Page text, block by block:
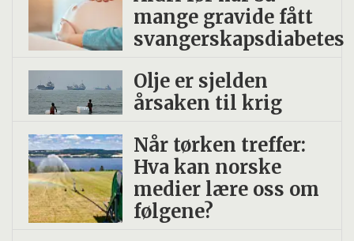
mange gravide fått
svangerskapsdiabetes
Olje er sjelden
årsaken til krig
Når tørken treffer:
Hva kan norske
medier lære oss om
følgene?